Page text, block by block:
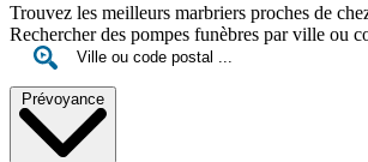
Trouvez les meilleurs marbriers proches de
Rechercher des pompes funèbres par ville ou
Prévoyance